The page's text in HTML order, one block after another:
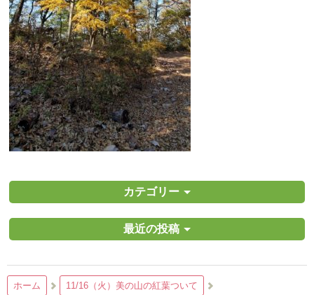
カテゴリー
最近の投稿
ホーム 11/16（火）美の山の紅葉ついて